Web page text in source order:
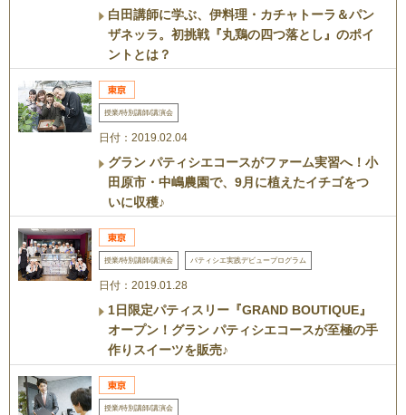
白田講師に学ぶ、伊料理・カチャトーラ＆パン
ザネッラ。初挑戦『丸鶏の四つ落とし』のポイ
ントとは？
授業/特別講師/講演会
日付：2019.02.04
グラン パティシエコースがファーム実習へ！小
田原市・中嶋農園で、9月に植えたイチゴをつ
いに収穫♪
授業/特別講師/講演会 パティシエ実践デビュープログラム
日付：2019.01.28
1日限定パティスリー『GRAND BOUTIQUE』
オープン！グラン パティシエコースが至極の手
作りスイーツを販売♪
授業/特別講師/講演会